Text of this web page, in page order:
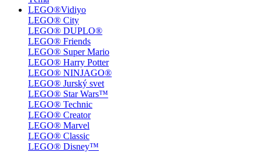
LEGO®Vidiyo
LEGO® City
LEGO® DUPLO®
LEGO® Friends
LEGO® Super Mario
LEGO® Harry Potter
LEGO® NINJAGO®
LEGO® Jurský svet
LEGO® Star Wars™
LEGO® Technic
LEGO® Creator
LEGO® Marvel
LEGO® Classic
LEGO® Disney™